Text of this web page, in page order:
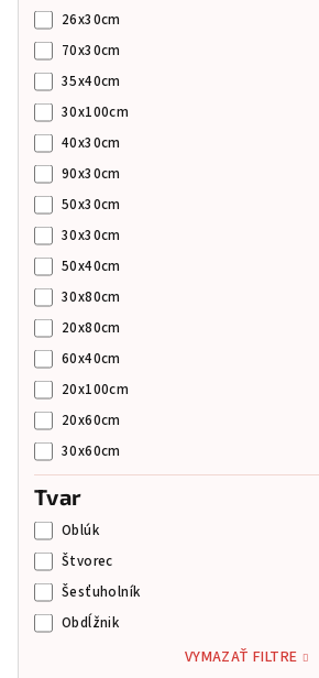
26x30cm
70x30cm
35x40cm
30x100cm
40x30cm
90x30cm
50x30cm
30x30cm
50x40cm
30x80cm
20x80cm
60x40cm
20x100cm
20x60cm
30x60cm
Tvar
Oblúk
Štvorec
Šesťuholník
Obdĺžnik
VYMAZAŤ FILTRE